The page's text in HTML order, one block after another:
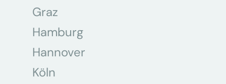
Graz
Hamburg
Hannover
Köln